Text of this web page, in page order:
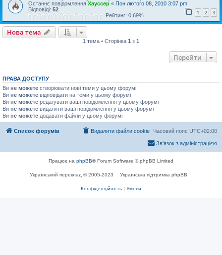
Останнє повідомлення Хауссер « Пон лютого 08, 2010 3:07 pm
Відповіді: 52 1 2 3
Рейтинг: 0.69%
Нова тема
1 тема • Сторінка 1 з 1
Перейти
ПРАВА ДОСТУПУ
Ви не можете створювати нові теми у цьому форумі
Ви не можете відповідати на теми у цьому форумі
Ви не можете редагувати ваші повідомлення у цьому форумі
Ви не можете видаляти ваші повідомлення у цьому форумі
Ви не можете додавати файли у цьому форумі
Список форумів Часовий пояс UTC+02:00
Видалити файли cookie
Зв'язок з адміністрацією
Працює на phpBB® Forum Software © phpBB Limited
Український переклад © 2005-2023 Українська підтримка phpBB
Конфіденційність | Умови